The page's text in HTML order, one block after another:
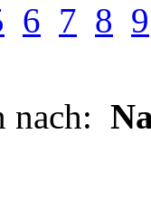
6 7 8 9
nach: